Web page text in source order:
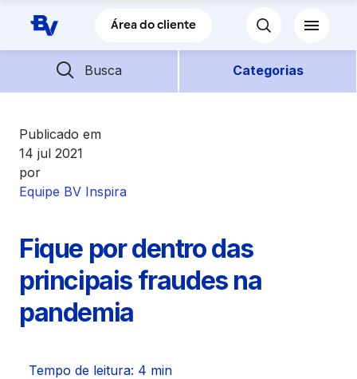
Pular para o Conteúdo principal
Área do cliente
Busca Categorias
Barra de busca
Descubra mais conteúdos
Empréstimos
Financiamentos
Futuro
Parceiros BV
Publicado em
14 jul 2021
por
Equipe BV Inspira
Fique por dentro das
principais fraudes na
pandemia
Tempo de leitura: 4 min